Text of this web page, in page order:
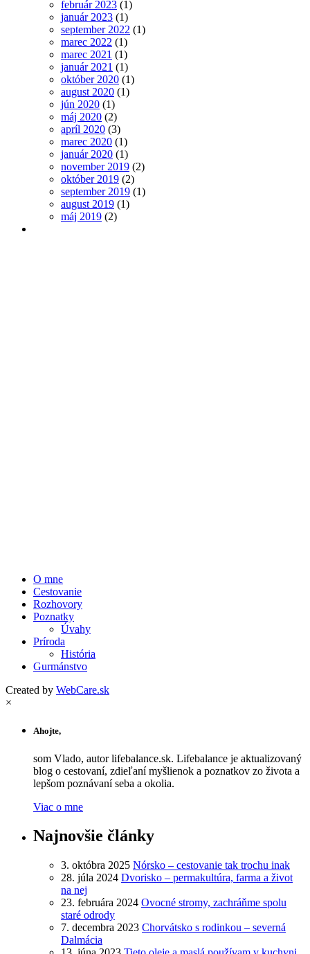
február 2023 (1)
január 2023 (1)
september 2022 (1)
marec 2022 (1)
marec 2021 (1)
január 2021 (1)
október 2020 (1)
august 2020 (1)
jún 2020 (1)
máj 2020 (2)
apríl 2020 (3)
marec 2020 (1)
január 2020 (1)
november 2019 (2)
október 2019 (2)
september 2019 (1)
august 2019 (1)
máj 2019 (2)
O mne
Cestovanie
Rozhovory
Poznatky
Úvahy
Príroda
História
Gurmánstvo
Created by WebCare.sk
×
Ahojte,
som Vlado, autor lifebalance.sk. Lifebalance je aktualizovaný
blog o cestovaní, zdieľaní myšlienok a poznatkov zo života a
lepšom poznávaní seba a okolia.
Viac o mne
Najnovšie články
3. októbra 2025 Nórsko – cestovanie tak trochu inak
28. júla 2024 Dvorisko – permakultúra, farma a život
na nej
23. februára 2024 Ovocné stromy, zachráňme spolu
staré odrody
7. decembra 2023 Chorvátsko s rodinkou – severná
Dalmácia